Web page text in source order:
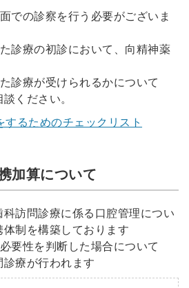
での診察を行う必要がございま
診療の初診において、向精神薬
診療が受けられるかについて
ください。
るためのチェックリスト
加算について
科訪問診療に係る口腔管理につい
制を構築しております
要性を判断した場合について
療が行われます